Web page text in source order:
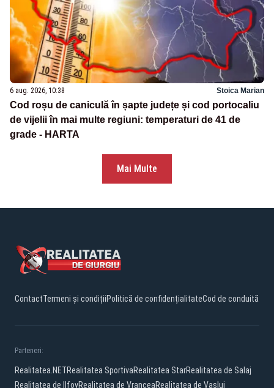
6 aug. 2026, 10:38 Stoica Marian
Cod roșu de caniculă în șapte județe și cod portocaliu
de vijelii în mai multe regiuni: temperaturi de 41 de
grade - HARTA
Mai Multe
ContactTermeni și condițiiPolitică de confidențialitateCod de conduită
Parteneri:
Realitatea.NETRealitatea SportivaRealitatea StarRealitatea de Salaj
Realitatea de IlfovRealitatea de VranceaRealitatea de Vaslui